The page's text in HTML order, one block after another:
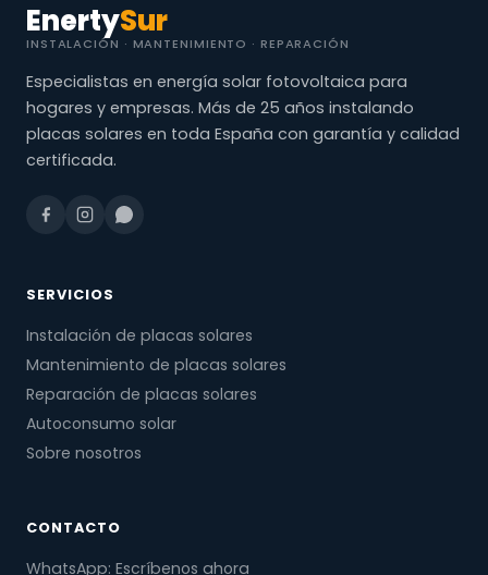
EnertySur
INSTALACIÓN · MANTENIMIENTO · REPARACIÓN
Especialistas en energía solar fotovoltaica para
hogares y empresas. Más de 25 años instalando
placas solares en toda España con garantía y calidad
certificada.
SERVICIOS
Instalación de placas solares
Mantenimiento de placas solares
Reparación de placas solares
Autoconsumo solar
Sobre nosotros
CONTACTO
WhatsApp: Escríbenos ahora